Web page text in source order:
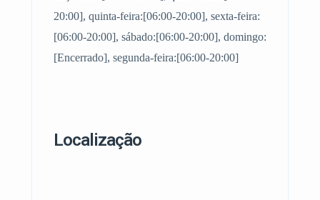
20:00], quinta-feira:[06:00-20:00], sexta-feira:
[06:00-20:00], sábado:[06:00-20:00], domingo:
[Encerrado], segunda-feira:[06:00-20:00]
Localização